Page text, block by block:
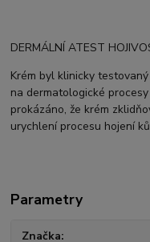
DERMÁLNÍ ATEST
Krém byl klinicky
na dermatologické
prokázáno, že krém
urychlení procesu hojení
Parametry
Značka